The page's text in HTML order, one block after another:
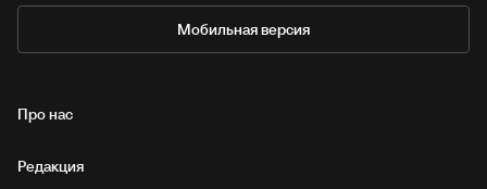
Мобильная версия
Про нас
Редакция